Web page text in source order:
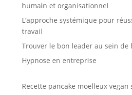
humain et organisationnel
L’approche systémique pour
travail
Trouver le bon leader au sein de
Hypnose en entreprise
Recette pancake moelleux vegan